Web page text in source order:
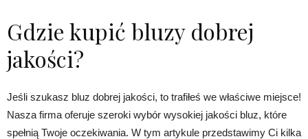
Gdzie kupić bluzy dobrej
jakości?
Jeśli szukasz bluz dobrej jakości, to trafiłeś we właściwe miejsce!
Nasza firma oferuje szeroki wybór wysokiej jakości bluz, które
spełnią Twoje oczekiwania. W tym artykule przedstawimy Ci kilka